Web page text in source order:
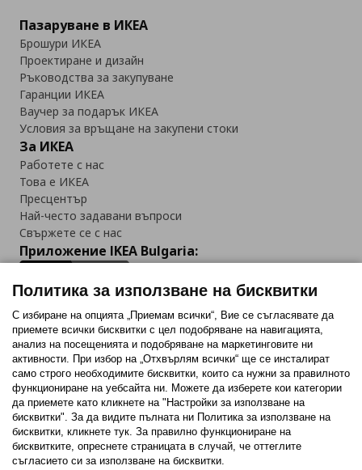
Пазаруване в ИКЕА
Брошури ИКЕА
Проектиране и дизайн
Ръководства за закупуване
Гаранции ИКЕА
Ваучер за подарък ИКЕА
Условия за връщане на закупени стоки
За ИКЕА
Работете с нас
Това е ИКЕА
Пресцентър
Най-често задавани въпроси
Свържете се с нас
Приложение IKEA Bulgaria:
Последвайте ни:
FacebookTwitterYoutubePinterestInstagram
Политика за използване на бисквитки (Cookies)
Политика за използване на бисквитки
С избиране на опцията „Приемам всички“, Вие се съгласявате да
приемете всички бисквитки с цел подобряване на навигацията,
анализ на посещенията и подобряване на маркетинговите ни
активности. При избор на „Отхвърлям всички“ ще се инсталират
само строго необходимитe бисквитки, които са нужни за правилното
функциониране на уебсайта ни. Можете да изберете кои категории
да приемете като кликнете на "Настройки за използване на
бисквитки". За да видите пълната ни Политика за използване на
бисквитки, кликнете тук. За правилно функциониране на
бисквитките, опреснете страницата в случай, че оттеглите
съгласието си за използване на бисквитки.